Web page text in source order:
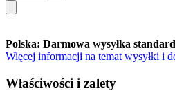
Polska: Darmowa wysyłka
Więcej informacji na temat wysyłki i
Właściwości i zalety